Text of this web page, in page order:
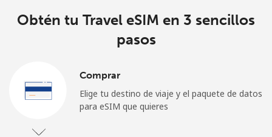
Obtén tu Travel eSIM en 3 sencillos
pasos
Comprar
Elige tu destino de viaje y el paquete de datos
para eSIM que quieres